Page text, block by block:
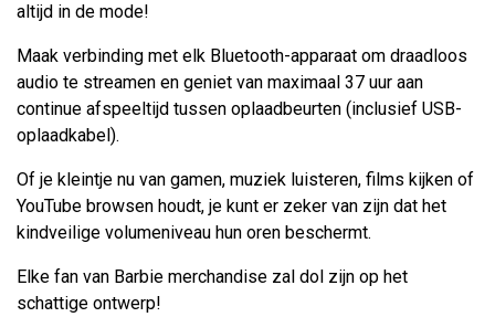
altijd in de mode!
Maak verbinding met elk Bluetooth-apparaat om draadloos
audio te streamen en geniet van maximaal 37 uur aan
continue afspeeltijd tussen oplaadbeurten (inclusief USB-
oplaadkabel).
Of je kleintje nu van gamen, muziek luisteren, films kijken of
YouTube browsen houdt, je kunt er zeker van zijn dat het
kindveilige volumeniveau hun oren beschermt.
Elke fan van Barbie merchandise zal dol zijn op het
schattige ontwerp!